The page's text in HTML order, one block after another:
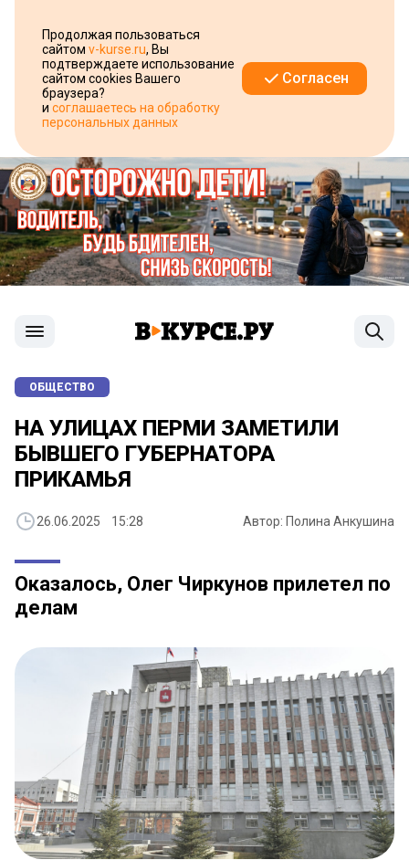
Продолжая пользоваться
сайтом v-kurse.ru, Вы
подтверждаете использование
сайтом cookies Вашего
браузера?
и соглашаетесь на обработку
персональных данных
Согласен
ОБЩЕСТВО
НА УЛИЦАХ ПЕРМИ ЗАМЕТИЛИ
БЫВШЕГО ГУБЕРНАТОРА
ПРИКАМЬЯ
26.06.2025 15:28 Автор: Полина Анкушина
Оказалось, Олег Чиркунов прилетел по
делам